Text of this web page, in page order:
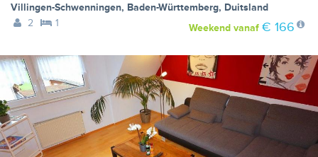
Villingen-Schwenningen, Baden-Württemberg, Duitsland
2
1 Weekendvanaf € 166